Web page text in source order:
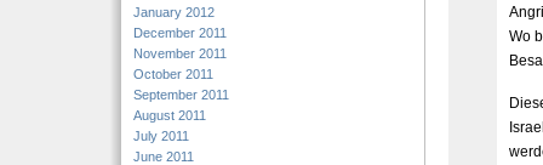
January 2012
December 2011
November 2011
October 2011
September 2011
August 2011
July 2011
June 2011
Wo